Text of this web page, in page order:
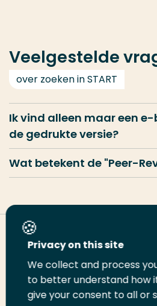
Veelgestelde
over zoeken in START
Ik vind alleen maar een
de gedrukte versie?
Wat betekent de "Peer-
Deel deze pagina
DeelDeel
op
Deel
op
Email
deze
Privacy on this site
We collect and process
to better understand how
give your consent to all or